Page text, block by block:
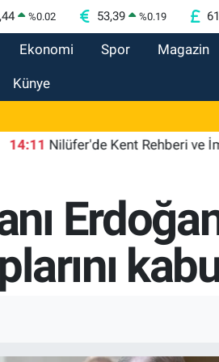
%0.02 53,39 %0.19
Ekonomi Spor Magazin
Künye
Nilüfer'de Kent Rehberi ve İmar